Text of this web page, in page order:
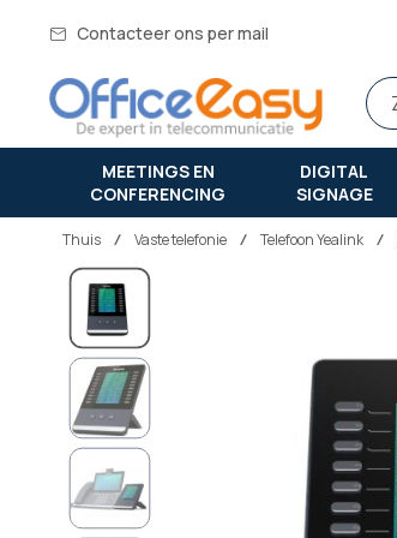
Contacteer ons per mail
MEETINGS EN
CONFERENCING
DIGITAL
SIGNAGE
Thuis vaste telefonie Telefoon Yealink
Ga
naar
het
einde
van
afbeeldingen-
gallerij